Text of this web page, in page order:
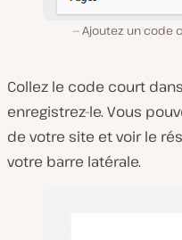
Ajoutez un code
Collez le code court
enregistrez-le. Vous
de votre site et voir le
votre barre latérale.